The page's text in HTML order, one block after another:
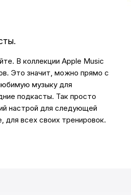
В коллекции Apple Music
Это значит, можно прямо с
музыку для
подкасты. Так просто
настрой для следующей
для всех своих тренировок.